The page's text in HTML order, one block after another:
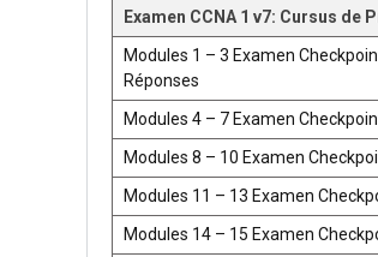
Examen CCNA 1 v7: Cursus de
Modules 1 – 3 Examen
Réponses
Modules 4 – 7 Examen
Modules 8 – 10 Examen
Modules 11 – 13 Examen
Modules 14 – 15 Examen